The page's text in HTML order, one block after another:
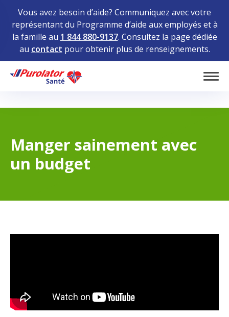
Vous avez besoin d’aide? Communiquez avec votre
représentant du Programme d’aide aux employés et à
la famille au 1 844 880-9137. Consultez la page dédiée
au contact pour obtenir plus de renseignements.
Home
Manger sainement avec
un budget